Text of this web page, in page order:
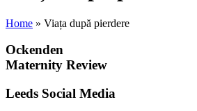
Home » Viața după pierdere
Ockenden
Maternity Review
Leeds Social Media